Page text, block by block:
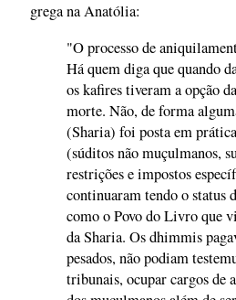
grega na Anatólia:
"O processo de
Há quem diga que quando
os kafires tiveram a opção
morte. Não, de forma
(Sharia) foi posta em
(súditos não muçulmanos,
restrições e impostos
continuaram tendo o status
como o Povo do Livro que
da Sharia. Os dhimmis
pesados, não podiam
tribunais, ocupar cargos de